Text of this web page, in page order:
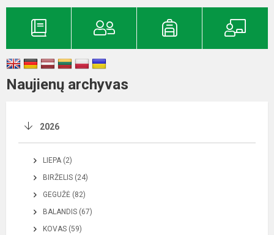
Naujienų archyvas
2026
LIEPA (2)
BIRŽELIS (24)
GEGUŽĖ (82)
BALANDIS (67)
KOVAS (59)